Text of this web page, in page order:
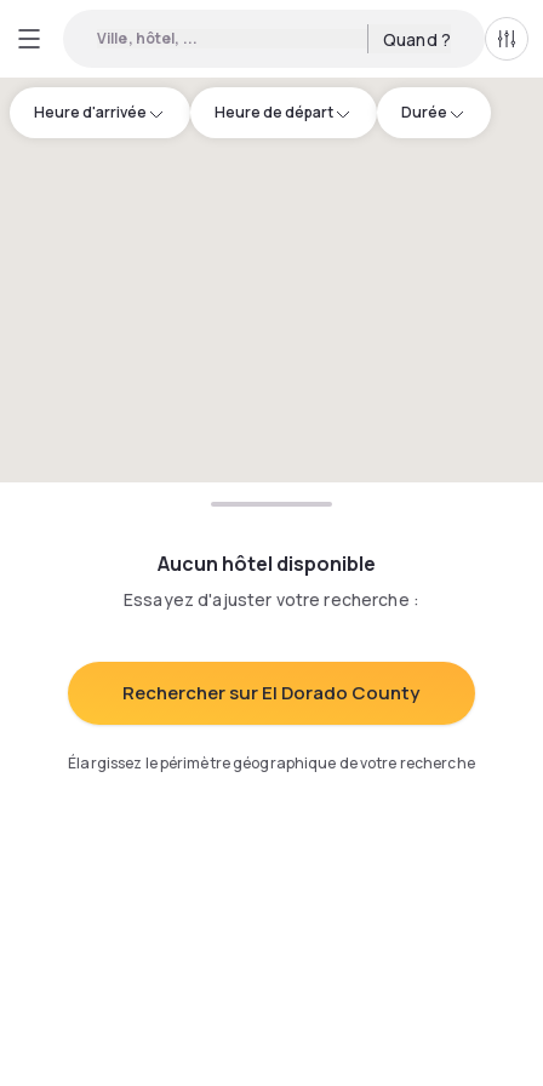
Ville, hôtel, ... Quand ?
Heure d'arrivée Heure de départ Durée
Aucun hôtel disponible
Essayez d'ajuster votre recherche :
Rechercher sur El Dorado County
Élargissez le périmètre géographique de votre recherche